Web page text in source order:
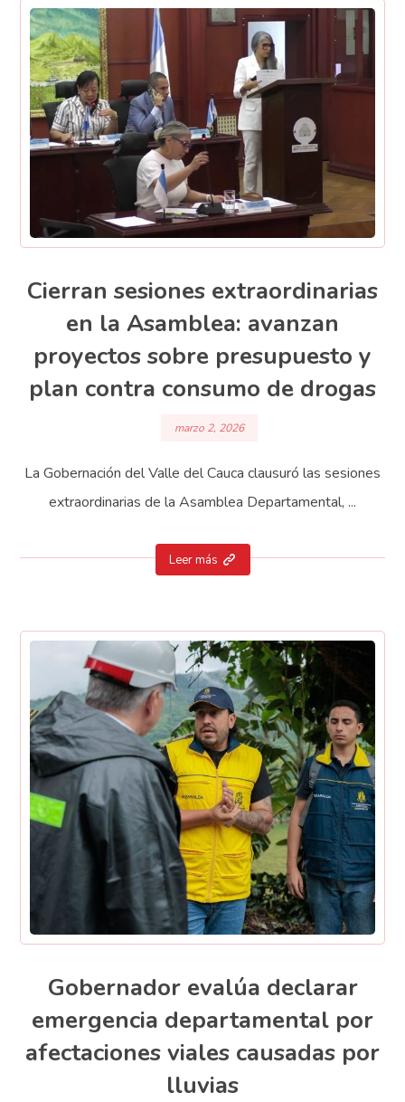
Cierran sesiones extraordinarias
en la Asamblea: avanzan
proyectos sobre presupuesto y
plan contra consumo de drogas
marzo 2, 2026
La Gobernación del Valle del Cauca clausuró las sesiones
extraordinarias de la Asamblea Departamental, ...
Leer más
Gobernador evalúa declarar
emergencia departamental por
afectaciones viales causadas por
lluvias